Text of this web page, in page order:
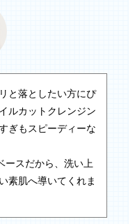
と落としたい方にぴ
ルカットクレンジン
ぎもスピーディーな
ースだから、洗い上
素肌へ導いてくれま